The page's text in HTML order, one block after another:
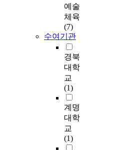
예술
체육
(7)
수여기관
경북
대학
교
(1)
계명
대학
교
(1)